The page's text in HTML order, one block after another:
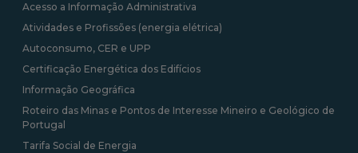
Acesso a Informação Administrativa
Atividades e Profissões (energia elétrica)
Autoconsumo, CER e UPP
Certificação Energética dos Edifícios
Informação Geográfica
Roteiro das Minas e Pontos de Interesse Mineiro e Geológico de
Portugal
Tarifa Social de Energia